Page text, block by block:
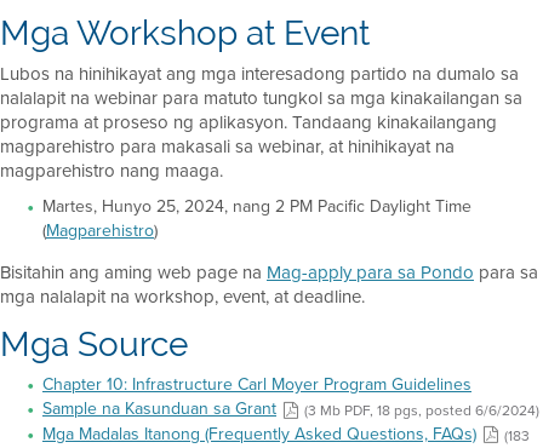
Mga Workshop at Event
Lubos na hinihikayat ang mga interesadong partido na dumalo sa
nalalapit na webinar para matuto tungkol sa mga kinakailangan sa
programa at proseso ng aplikasyon. Tandaang kinakailangang
magparehistro para makasali sa webinar, at hinihikayat na
magparehistro nang maaga.
Martes, Hunyo 25, 2024, nang 2 PM Pacific Daylight Time
(Magparehistro)
Bisitahin ang aming web page na Mag-apply para sa Pondo para sa
mga nalalapit na workshop, event, at deadline.
Mga Source
Chapter 10: Infrastructure Carl Moyer Program Guidelines
Sample na Kasunduan sa Grant
(3 Mb PDF, 18 pgs, posted 6/6/2024)
Mga Madalas Itanong (Frequently Asked Questions, FAQs)
(183